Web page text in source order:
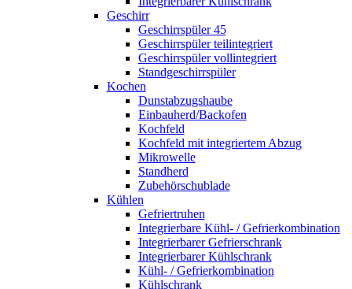
Geschirr
Geschirrspüler 45
Geschirrspüler teilintegriert
Geschirrspüler vollintegriert
Standgeschirrspüler
Kochen
Dunstabzugshaube
Einbauherd/Backofen
Kochfeld
Kochfeld mit integriertem Abzug
Mikrowelle
Standherd
Zubehörschublade
Kühlen
Gefriertruhen
Integrierbare Kühl- / Gefrierkombination
Integrierbarer Gefrierschrank
Integrierbarer Kühlschrank
Kühl- / Gefrierkombination
Kühlschrank